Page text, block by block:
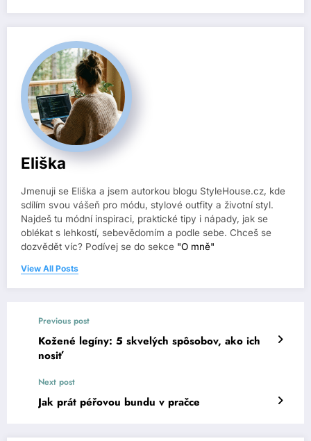
Eliška
Jmenuji se Eliška a jsem autorkou blogu StyleHouse.cz, kde
sdílím svou vášeň pro módu, stylové outfity a životní styl.
Najdeš tu módní inspiraci, praktické tipy i nápady, jak se
oblékat s lehkostí, sebevědomím a podle sebe. Chceš se
dozvědět víc? Podívej se do sekce "O mně"
View All Posts
Previous post
Kožené legíny: 5 skvelých spôsobov, ako ich
nosiť
Next post
Jak prát péřovou bundu v pračce